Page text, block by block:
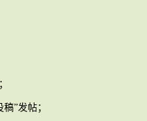
”发帖；